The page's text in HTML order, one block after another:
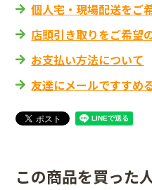
個人宅・現場配送をご
店頭引き取りをご希望
お支払い方法について
友達にメールですすめ
この商品を買った